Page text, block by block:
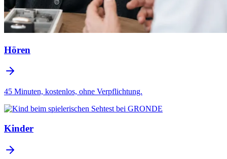
Hören
45 Minuten, kostenlos, ohne Verpflichtung.
Kinder